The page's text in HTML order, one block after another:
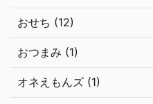
おせち (12)
おつまみ (1)
オネえもんズ (1)